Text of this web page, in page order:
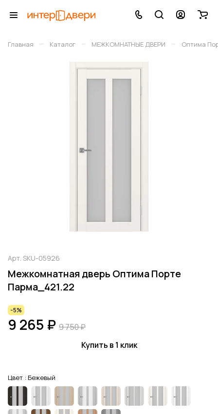
Главная – Каталог – МЕЖКОМНАТНЫЕ ДВЕРИ – Оптима
Арт. SKU-05926
Межкомнатная дверь Оптима Порте
Парма_421.22
-5%
9 265 ₽ 9 750 ₽
Купить в 1 клик
Цвет : Бежевый